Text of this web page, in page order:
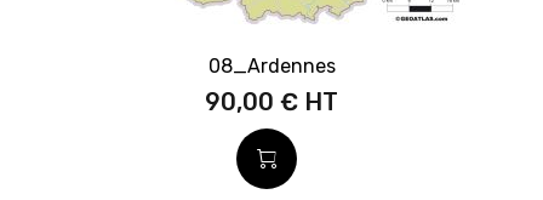
08_Ardennes
90,00 €